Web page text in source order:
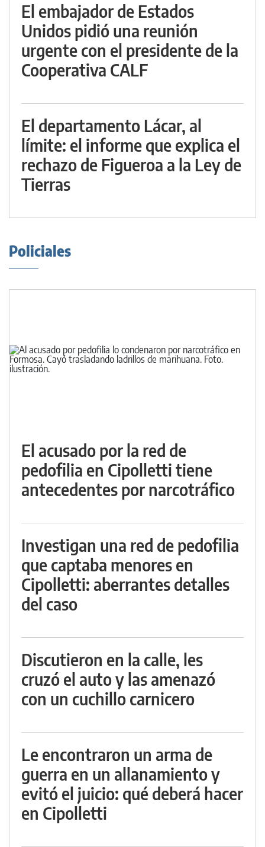
El embajador de Estados
Unidos pidió una reunión
urgente con el presidente de la
Cooperativa CALF
El departamento Lácar, al
límite: el informe que explica el
rechazo de Figueroa a la Ley de
Tierras
Policiales
El acusado por la red de
pedofilia en Cipolletti tiene
antecedentes por narcotráfico
Investigan una red de pedofilia
que captaba menores en
Cipolletti: aberrantes detalles
del caso
Discutieron en la calle, les
cruzó el auto y las amenazó
con un cuchillo carnicero
Le encontraron un arma de
guerra en un allanamiento y
evitó el juicio: qué deberá hacer
en Cipolletti